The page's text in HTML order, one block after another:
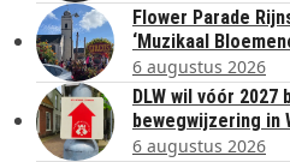
Flower Parade
‘Muzikaal
6 augustus 2026
DLW wil vóór
bewegwijzering in
6 augustus 2026